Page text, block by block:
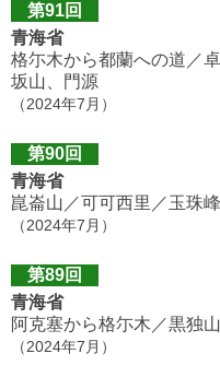
第91回
青海省
格尓木から都蘭への道／
坂山、門源
（2024年7月）
第90回
青海省
崑崙山／可可西里／玉珠
（2024年7月）
第89回
青海省
阿克塞から格尓木／黒独
（2024年7月）